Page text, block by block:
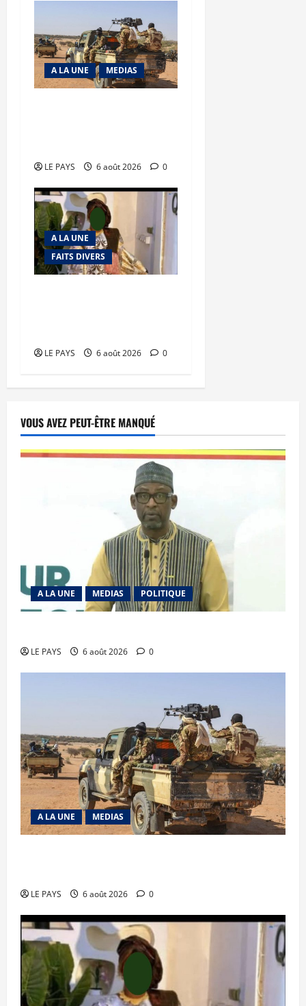
A LA UNE MEDIAS
LE PAYS 6 août 2026 0
A LA UNE
FAITS DIVERS
LE PAYS 6 août 2026 0
VOUS AVEZ PEUT-ÊTRE MANQUÉ
A LA UNE MEDIAS POLITIQUE
LE PAYS 6 août 2026 0
A LA UNE MEDIAS
LE PAYS 6 août 2026 0